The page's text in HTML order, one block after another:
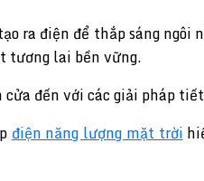
ra điện để thắp sáng
tương lai bền vững.
cửa đến với các giải pháp
điện năng lượng mặt trời